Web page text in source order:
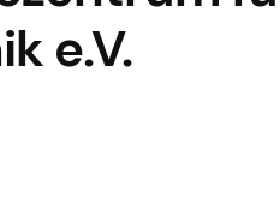
e.V.